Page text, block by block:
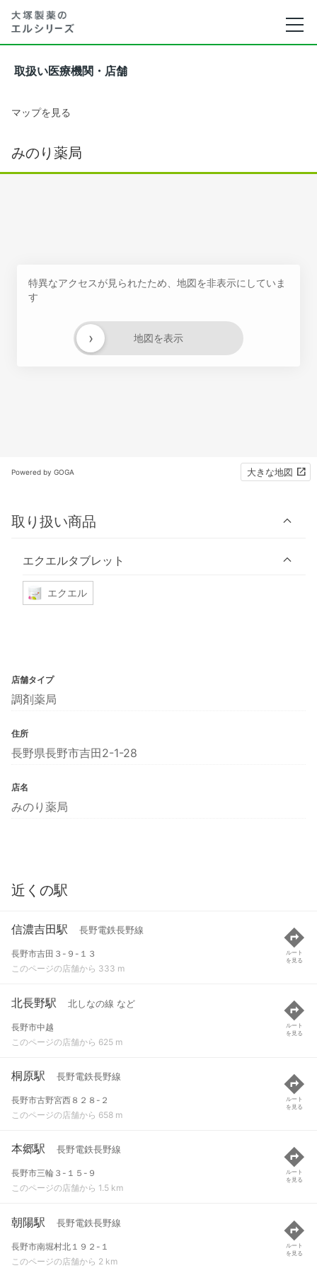
取扱い医療機関・店舗
マップを見る
みのり薬局
特異なアクセスが見られたため、地図を非表示にしていま
す
地図を表示
›
Powered by GOGA 大きな地図
取り扱い商品
エクエルタブレット
エクエル
店舗タイプ
調剤薬局
住所
長野県長野市吉田2-1-28
店名
みのり薬局
近くの駅
信濃吉田駅 長野電鉄長野線
長野市吉田３-９-１３
このページの店舗から 333 m
ルート
を見る
北長野駅 北しなの線 など
長野市中越
このページの店舗から 625 m
ルート
を見る
桐原駅 長野電鉄長野線
長野市古野宮西８２８-２
このページの店舗から 658 m
ルート
を見る
本郷駅 長野電鉄長野線
長野市三輪３-１５-９
このページの店舗から 1.5 km
ルート
を見る
朝陽駅 長野電鉄長野線
長野市南堀村北１９２-１
このページの店舗から 2 km
ルート
を見る